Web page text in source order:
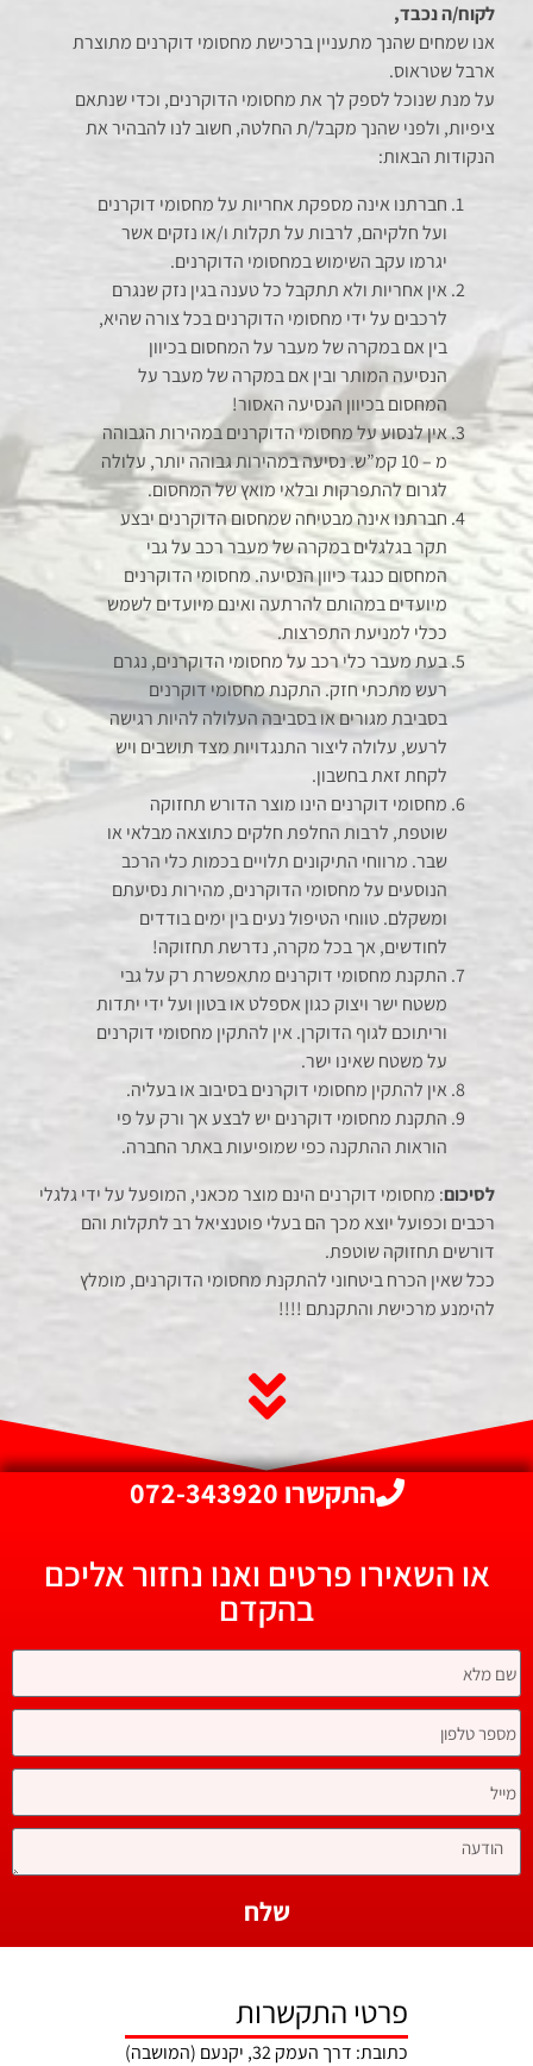
לקוח/ה נכבד,
אנו שמחים שהנך מתעניין ברכישת מחסומי דוקרנים מתוצרת
ארבל שטראוס.
על מנת שנוכל לספק לך את מחסומי הדוקרנים, וכדי שנתאם
ציפיות, ולפני שהנך מקבל/ת החלטה, חשוב לנו להבהיר את
הנקודות הבאות:
חברתנו אינה מספקת אחריות על מחסומי דוקרנים
ועל חלקיהם, לרבות על תקלות ו/או נזקים אשר
יגרמו עקב השימוש במחסומי הדוקרנים.
אין אחריות ולא תתקבל כל טענה בגין נזק שנגרם
לרכבים על ידי מחסומי הדוקרנים בכל צורה שהיא,
בין אם במקרה של מעבר על המחסום בכיוון
הנסיעה המותר ובין אם במקרה של מעבר על
המחסום בכיוון הנסיעה האסור!
אין לנסוע על מחסומי הדוקרנים במהירות הגבוהה
מ – 10 קמ”ש. נסיעה במהירות גבוהה יותר, עלולה
לגרום להתפרקות ובלאי מואץ של המחסום.
חברתנו אינה מבטיחה שמחסום הדוקרנים יבצע
תקר בגלגלים במקרה של מעבר רכב על גבי
המחסום כנגד כיוון הנסיעה. מחסומי הדוקרנים
מיועדים במהותם להרתעה ואינם מיועדים לשמש
ככלי למניעת התפרצות.
בעת מעבר כלי רכב על מחסומי הדוקרנים, נגרם
רעש מתכתי חזק. התקנת מחסומי דוקרנים
בסביבת מגורים או בסביבה העלולה להיות רגישה
לרעש, עלולה ליצור התנגדויות מצד תושבים ויש
לקחת זאת בחשבון.
מחסומי דוקרנים הינו מוצר הדורש תחזוקה
שוטפת, לרבות החלפת חלקים כתוצאה מבלאי או
שבר. מרווחי התיקונים תלויים בכמות כלי הרכב
הנוסעים על מחסומי הדוקרנים, מהירות נסיעתם
ומשקלם. טווחי הטיפול נעים בין ימים בודדים
לחודשים, אך בכל מקרה, נדרשת תחזוקה!
התקנת מחסומי דוקרנים מתאפשרת רק על גבי
משטח ישר ויצוק כגון אספלט או בטון ועל ידי יתדות
וריתוכם לגוף הדוקרן. אין להתקין מחסומי דוקרנים
על משטח שאינו ישר.
אין להתקין מחסומי דוקרנים בסיבוב או בעליה.
התקנת מחסומי דוקרנים יש לבצע אך ורק על פי
הוראות ההתקנה כפי שמופיעות באתר החברה.
לסיכום: מחסומי דוקרנים הינם מוצר מכאני, המופעל על ידי גלגלי
רכבים וכפועל יוצא מכך הם בעלי פוטנציאל רב לתקלות והם
דורשים תחזוקה שוטפת.
ככל שאין הכרח ביטחוני להתקנת מחסומי הדוקרנים, מומלץ
להימנע מרכישת והתקנתם !!!!
התקשרו 072-343920
או השאירו פרטים ואנו נחזור אליכם
בהקדם
שלח
פרטי התקשרות
כתובת: דרך העמק 32, יקנעם (המושבה)